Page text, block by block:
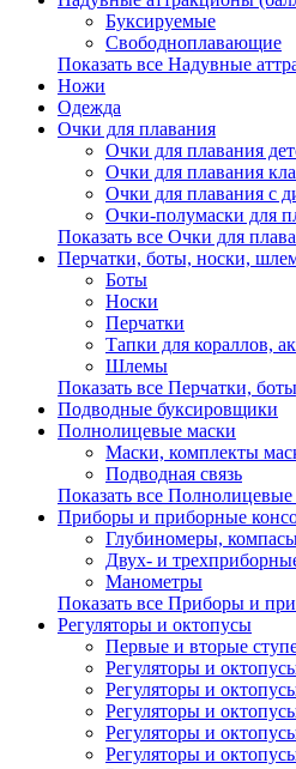
Буксируемые
Свободноплавающие
Показать все Надувные
Ножи
Одежда
Очки для плавания
Очки для плавания
Очки для плавания
Очки для плавания с
Очки-полумаски для
Показать все Очки для
Перчатки, боты, носки,
Боты
Носки
Перчатки
Тапки для кораллов,
Шлемы
Показать все Перчатки,
Подводные буксировщики
Полнолицевые маски
Маски, комплекты
Подводная связь
Показать все Полнолицевые
Приборы и приборные
Глубиномеры,
Двух- и
Манометры
Показать все Приборы и
Регуляторы и октопусы
Первые и вторые
Регуляторы и
Регуляторы и
Регуляторы и
Регуляторы и
Регуляторы и